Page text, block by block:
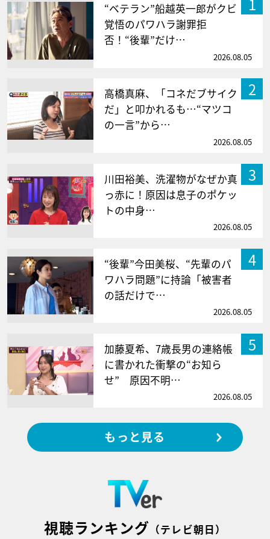
“ベテラン”船越英一郎がクビ
覚悟のパワハラ謝罪拒
否！“後輩”だけ…
2026.08.05
2
高橋真麻、「コネだブサイク
だ」と叩かれるも…“マツコ
の一言”から…
2026.08.05
3
川田裕美、洗濯物がなぜか真
っ赤に！原因は息子のポケッ
トの中身…
2026.08.05
4
“後輩”今田美桜、“先輩のパ
ワハラ問題”に持論「被害者
の話だけで…
2026.08.05
5
加藤夏希、7歳長男の連絡帳
に書かれた衝撃の“お知ら
せ” 原因不明…
2026.08.05
もっと見る
視聴ランキング （テレビ朝日）